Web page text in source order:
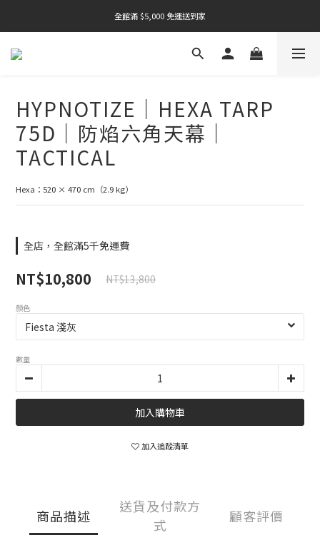
全館滿 $5,000 免運送到家
全館滿 $5,000 免運送到家
全館滿 $5,000 免運送到家
全館滿 $5,000 免運送到家
HYPNOTIZE｜HEXA TARP
75D｜防焰六角天幕｜
TACTICAL
Hexa：520 × 470 cm（2.9 kg）
全店，全館滿5千免運費
NT$10,800 NT$13,800
顏色
數量
加入購物車
加入追蹤清單
商品描述
送貨及付款方
式
顧客評價